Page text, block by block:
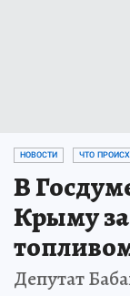
НОВОСТИ ЧТО
В
Крыму
Депутат